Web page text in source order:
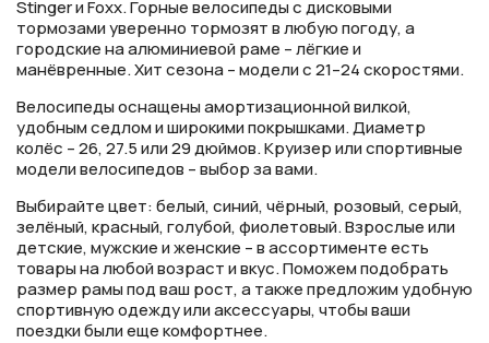
Stinger и Foxx. Горные велосипеды с дисковыми
тормозами уверенно тормозят в любую погоду, а
городские на алюминиевой раме – лёгкие и
манёвренные. Хит сезона – модели с 21–24 скоростями.
Велосипеды оснащены амортизационной вилкой,
удобным седлом и широкими покрышками. Диаметр
колёс – 26, 27.5 или 29 дюймов. Круизер или спортивные
модели велосипедов – выбор за вами.
Выбирайте цвет: белый, синий, чёрный, розовый, серый,
зелёный, красный, голубой, фиолетовый. Взрослые или
детские, мужские и женские – в ассортименте есть
товары на любой возраст и вкус. Поможем подобрать
размер рамы под ваш рост, а также предложим удобную
спортивную одежду или аксессуары, чтобы ваши
поездки были еще комфортнее.